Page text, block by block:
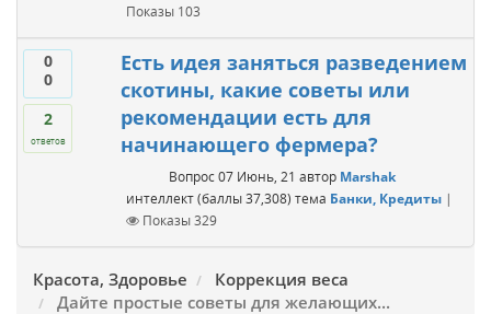
Показы 103
0
0
2
ответов
Есть идея заняться разведением
скотины, какие советы или
рекомендации есть для
начинающего фермера?
Вопрос 07 Июнь, 21 автор Marshak
интеллект (баллы37,308) тема Банки, Кредиты |
Показы329
Красота, Здоровье
Коррекция веса
Дайте простые советы для желающих...